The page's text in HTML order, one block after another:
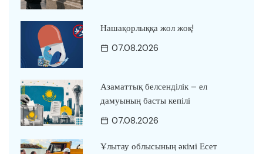
Нашақорлыққа жол жоқ!
07.08.2026
Азаматтық белсенділік – ел
дамуының басты кепілі
07.08.2026
Ұлытау облысының әкімі Есет